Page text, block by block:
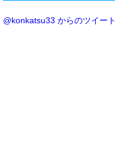
@konkatsu33 からのツイート